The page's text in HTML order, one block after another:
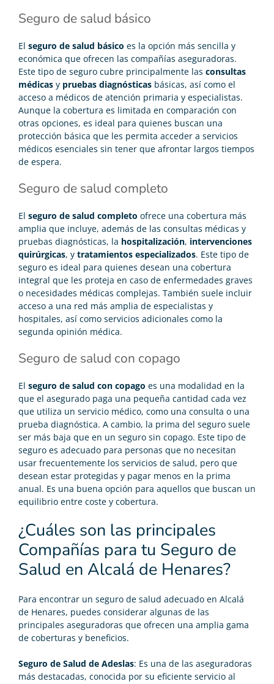
Seguro de salud básico
El seguro de salud básico es la opción más sencilla y
económica que ofrecen las compañías aseguradoras.
Este tipo de seguro cubre principalmente las consultas
médicas y pruebas diagnósticas básicas, así como el
acceso a médicos de atención primaria y especialistas.
Aunque la cobertura es limitada en comparación con
otras opciones, es ideal para quienes buscan una
protección básica que les permita acceder a servicios
médicos esenciales sin tener que afrontar largos tiempos
de espera.
Seguro de salud completo
El seguro de salud completo ofrece una cobertura más
amplia que incluye, además de las consultas médicas y
pruebas diagnósticas, la hospitalización, intervenciones
quirúrgicas, y tratamientos especializados. Este tipo de
seguro es ideal para quienes desean una cobertura
integral que les proteja en caso de enfermedades graves
o necesidades médicas complejas. También suele incluir
acceso a una red más amplia de especialistas y
hospitales, así como servicios adicionales como la
segunda opinión médica.
Seguro de salud con copago
El seguro de salud con copago es una modalidad en la
que el asegurado paga una pequeña cantidad cada vez
que utiliza un servicio médico, como una consulta o una
prueba diagnóstica. A cambio, la prima del seguro suele
ser más baja que en un seguro sin copago. Este tipo de
seguro es adecuado para personas que no necesitan
usar frecuentemente los servicios de salud, pero que
desean estar protegidas y pagar menos en la prima
anual. Es una buena opción para aquellos que buscan un
equilibrio entre coste y cobertura.
¿Cuáles son las principales
Compañías para tu Seguro de
Salud en Alcalá de Henares?
Para encontrar un seguro de salud adecuado en Alcalá
de Henares, puedes considerar algunas de las
principales aseguradoras que ofrecen una amplia gama
de coberturas y beneficios.
Seguro de Salud de Adeslas: Es una de las aseguradoras
más destacadas, conocida por su eficiente servicio al